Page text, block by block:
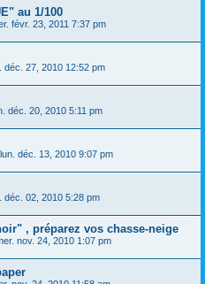
au 1/100
févr. 23, 2011 7:37 pm
déc. 27, 2010 12:52 pm
déc. 20, 2010 5:11 pm
lun. déc. 13, 2010 9:07 pm
déc. 02, 2010 5:28 pm
, préparez vos chasse-neige
nov. 24, 2010 1:07 pm